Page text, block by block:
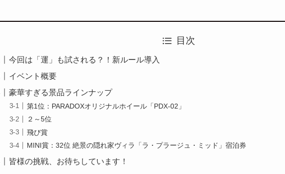
目次
今回は「運」も試される？！新ルール導入
イベント概要
豪華すぎる景品ラインナップ
第1位：PARADOXオリジナルホイール「PDX-02」
２～5位
飛び賞
MINI賞：32位 絶景の隠れ家ヴィラ「ラ・プラージュ・ミッド」宿泊券
皆様の挑戦、お待ちしています！